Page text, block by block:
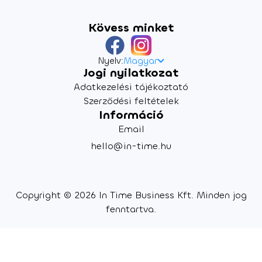
Kövess minket
Nyelv:Magyar
Jogi nyilatkozat
Adatkezelési tájékoztató
Szerződési feltételek
Információ
Email
hello@in-time.hu
Copyright © 2026 In Time Business Kft. Minden jog
fenntartva.